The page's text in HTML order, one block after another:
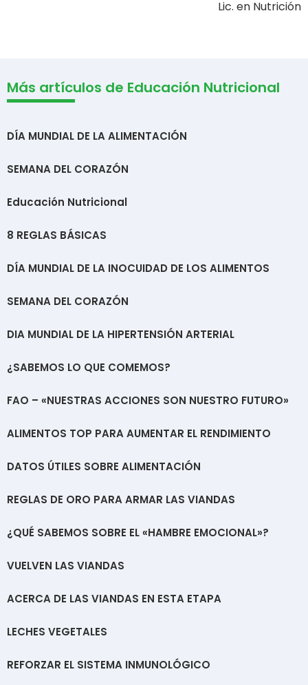
Lic. en Nutrición
Más artículos de Educación Nutricional
DÍA MUNDIAL DE LA ALIMENTACIÓN
SEMANA DEL CORAZÓN
Educación Nutricional
8 REGLAS BÁSICAS
DÍA MUNDIAL DE LA INOCUIDAD DE LOS ALIMENTOS
SEMANA DEL CORAZÓN
DIA MUNDIAL DE LA HIPERTENSIÓN ARTERIAL
¿SABEMOS LO QUE COMEMOS?
FAO – «NUESTRAS ACCIONES SON NUESTRO FUTURO»
ALIMENTOS TOP PARA AUMENTAR EL RENDIMIENTO
DATOS ÚTILES SOBRE ALIMENTACIÓN
REGLAS DE ORO PARA ARMAR LAS VIANDAS
¿QUÉ SABEMOS SOBRE EL «HAMBRE EMOCIONAL»?
VUELVEN LAS VIANDAS
ACERCA DE LAS VIANDAS EN ESTA ETAPA
LECHES VEGETALES
REFORZAR EL SISTEMA INMUNOLÓGICO